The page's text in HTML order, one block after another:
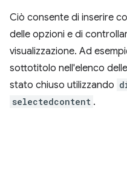
Ciò consente di inserire
delle opzioni e di
visualizzazione. Ad
sottotitolo nell'elenco
stato chiuso utilizzando
selectedcontent .